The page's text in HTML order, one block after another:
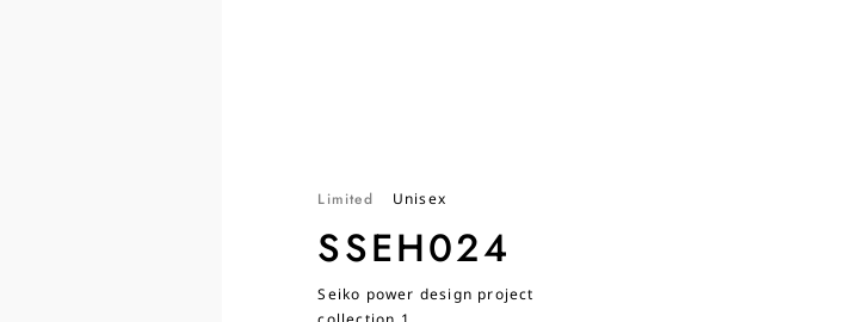
Limited Unisex
SSEH024
Seiko power design project